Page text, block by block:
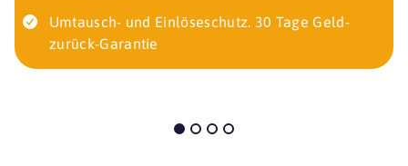
Umtausch- und Einlöseschutz. 30 Tage Geld-
zurück-Garantie